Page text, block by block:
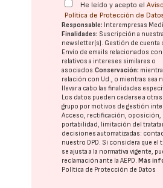
He leído y acepto el
Política de Protección de
Responsable: Interempresas
Finalidades: Suscripción a
newsletter(s). Gestión de cuenta
Envío de emails relacionados con
relativos a intereses similares o
asociados.Conservación:
relación con Ud., o mientras sea
llevar a cabo las finalidades
Los datos pueden cederse a otras
grupo por motivos de gestión
Acceso, rectificación, oposición,
portabilidad, limitación del
decisiones automatizadas:
nuestro DPD. Si considera que el
se ajusta a la normativa vigente,
reclamación ante laAEPD. Más
Política de Protección de Datos